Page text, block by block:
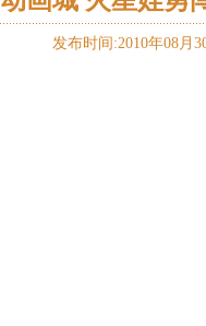
发布时间:2010年08月